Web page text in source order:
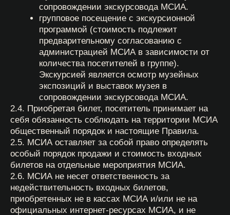
билет;
осуществлять любительскую фото-
и видеосъемку в экспозиционных
помещениях, за исключением специально
оговоренных случаев. Профессиональная,
коммерческая и костюмированная кино-,
фото- и видеосъемка (съемка
с использованием специальной аппаратуры,
штативов, софитов, световых экранов,
другого оборудования и специального
реквизита) в экспозициях и на территории
МСИА производится только при наличии
предварительного письменного разрешения
администрации МСИА;
получать экскурсионное обслуживание
в соответствии с утвержденной тематикой,
графиком проведения экскурсий.
Администрация МСИА оставляет за собой
право ограничивать численность участников
в связи с неблагоприятной санитарно-
эпидемиологической обстановкой,
вызванной распространением
коронавирусной инфекции (COVID-19)
на основании рекомендаций полученных
от Роспотребнадзора и иных органов